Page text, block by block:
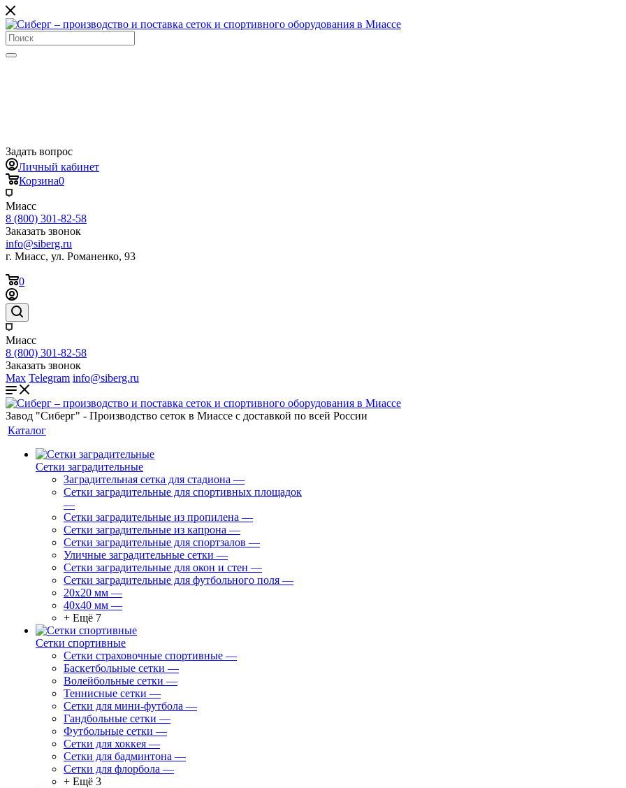
Задать вопрос
Личный кабинет
Корзина0
Миасс
8 (800) 301-82-58
Заказать звонок
info@siberg.ru
г. Миасс, ул. Романенко, 93
0
Миасс
8 (800) 301-82-58
Заказать звонок
Max Telegram info@siberg.ru
Завод "Сиберг" - Производство сеток в Миассе с доставкой по всей России
Каталог
Сетки заградительные
Заградительная сетка для стадиона —
Сетки заградительные для спортивных площадок
—
Сетки заградительные из пропилена —
Сетки заградительные из капрона —
Сетки заградительные для спортзалов —
Уличные заградительные сетки —
Сетки заградительные для окон и стен —
Сетки заградительные для футбольного поля —
20х20 мм —
40х40 мм —
+ Ещё 7
Сетки спортивные
Сетки страховочные спортивные —
Баскетбольные сетки —
Волейбольные сетки —
Теннисные сетки —
Сетки для мини-футбола —
Гандбольные сетки —
Футбольные сетки —
Сетки для хоккея —
Сетки для бадминтона —
Сетки для флорбола —
+ Ещё 3